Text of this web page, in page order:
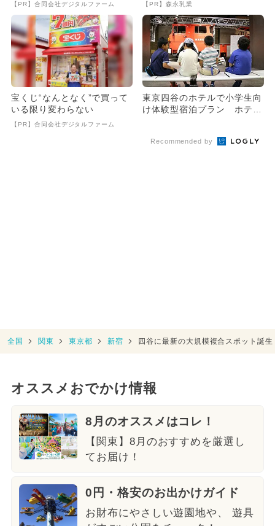
【PR】合同会社デジタルファーム 【PR】森永乳業
宝くじ“なんとなく”で買って
いる限り変わらない
【PR】合同会社デジタルファーム
東京四谷のホテルで小学生向
け体験型宿泊プラン ホテル
Recommended by
全国 関東 東京都 新宿 四谷に最新の大規模複合スポット誕
オススメおでかけ情報
8月のオススメはコレ！
【関東】8月のおすすめを厳選し
てお届け！
0円・格安のお出かけガイド
お財布にやさしい遊園地や、 遊具